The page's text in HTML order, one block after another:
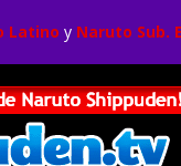
Latino y Naruto Sub.